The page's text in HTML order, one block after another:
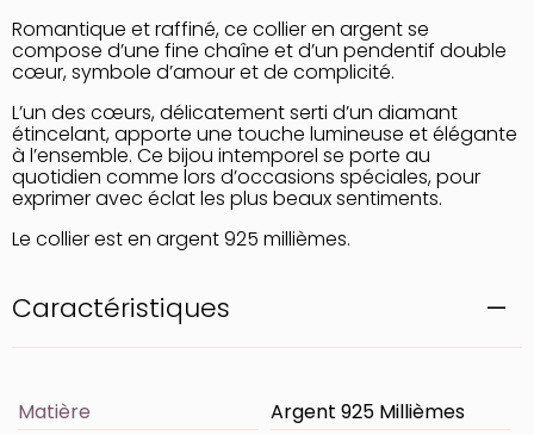
Romantique et raffiné, ce collier en argent se
compose d’une fine chaîne et d’un pendentif double
cœur, symbole d’amour et de complicité.
L’un des cœurs, délicatement serti d’un diamant
étincelant, apporte une touche lumineuse et élégante
à l’ensemble. Ce bijou intemporel se porte au
quotidien comme lors d’occasions spéciales, pour
exprimer avec éclat les plus beaux sentiments.
Le collier est en argent 925 millièmes.
Caractéristiques
Matière Argent 925 Millièmes